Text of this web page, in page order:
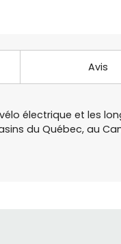
Avis
électrique et les
du Québec, au